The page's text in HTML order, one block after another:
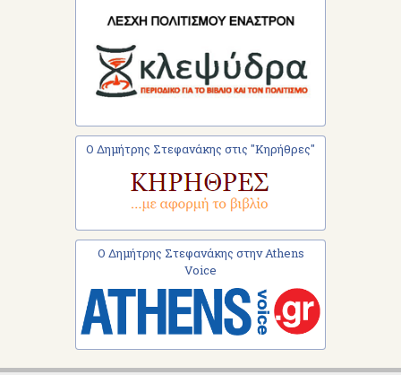
Ο Δημήτρης Στεφανάκης στις "Κηρήθρες"
Ο Δημήτρης Στεφανάκης στην Athens
Voice